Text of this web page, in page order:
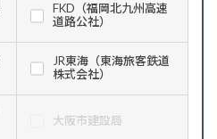
FKD（福岡北九州高速
道路公社）
JR東海（東海旅客鉄道
株式会社）
大阪市建設局